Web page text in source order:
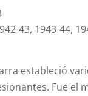
43, 1943-44,
estableció
Fue el